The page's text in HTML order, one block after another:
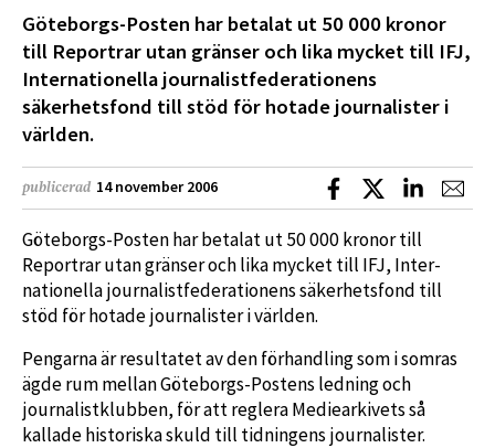
Göteborgs-Posten har betalat ut 50 000 kronor
till Reportrar utan gränser och lika mycket till IFJ,
Inter­nationella journalistfederationens
säkerhetsfond till stöd för hotade journalister i
världen.
publicerad 14 november 2006 Dela på Facebook
Dela på XDela på
Göteborgs-Posten har betalat ut 50 000 kronor till
Reportrar utan gränser och lika mycket till IFJ, Inter­
nationella journalistfederationens säkerhetsfond till
stöd för hotade journalister i världen.
Pengarna är resultatet av den förhandling som i somras
ägde rum mellan Göteborgs-Postens ledning och
journalistklubben, för att reglera Mediearkivets så
kallade historiska skuld till tidningens journalister.